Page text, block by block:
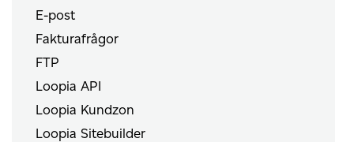
E-post
Fakturafrågor
FTP
Loopia API
Loopia Kundzon
Loopia Sitebuilder